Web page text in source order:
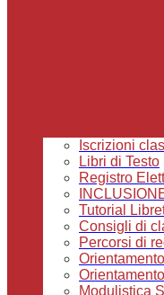
Iscrizioni
Libri di Testo
Registro
Tutorial
Consigli di
Percorsi di
Modulistica